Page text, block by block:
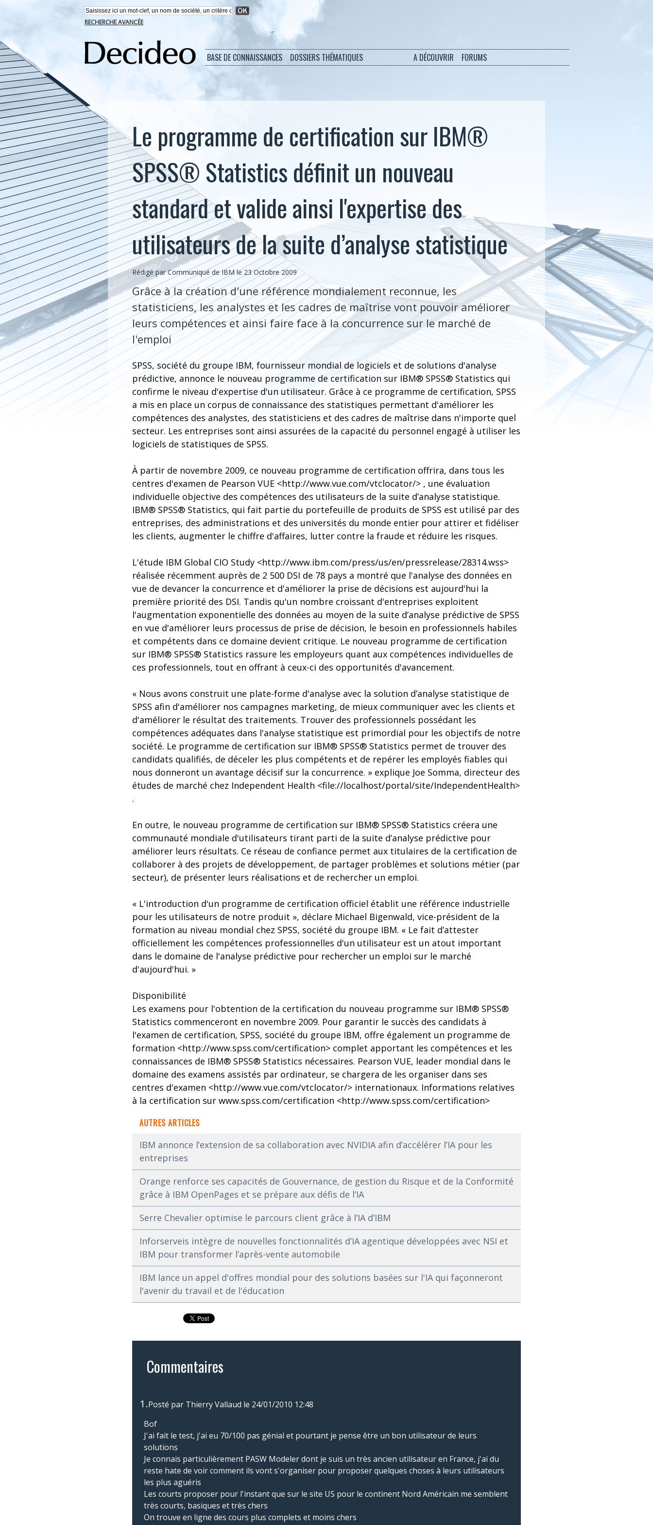
RECHERCHE AVANCÉE
BASE DE CONNAISSANCES DOSSIERS THÉMATIQUES A DÉCOUVRIR FORUMS
Le programme de certification sur IBM®
SPSS® Statistics définit un nouveau
standard et valide ainsi l'expertise des
utilisateurs de la suite d’analyse statistique
Rédigé par Communiqué de IBM le 23 Octobre 2009
Grâce à la création d'une référence mondialement reconnue, les
statisticiens, les analystes et les cadres de maîtrise vont pouvoir améliorer
leurs compétences et ainsi faire face à la concurrence sur le marché de
l'emploi
SPSS, société du groupe IBM, fournisseur mondial de logiciels et de solutions d'analyse
prédictive, annonce le nouveau programme de certification sur IBM® SPSS® Statistics qui
confirme le niveau d'expertise d'un utilisateur. Grâce à ce programme de certification, SPSS
a mis en place un corpus de connaissance des statistiques permettant d'améliorer les
compétences des analystes, des statisticiens et des cadres de maîtrise dans n'importe quel
secteur. Les entreprises sont ainsi assurées de la capacité du personnel engagé à utiliser les
logiciels de statistiques de SPSS.
À partir de novembre 2009, ce nouveau programme de certification offrira, dans tous les
centres d'examen de Pearson VUE <http://www.vue.com/vtclocator/> , une évaluation
individuelle objective des compétences des utilisateurs de la suite d’analyse statistique.
IBM® SPSS® Statistics, qui fait partie du portefeuille de produits de SPSS est utilisé par des
entreprises, des administrations et des universités du monde entier pour attirer et fidéliser
les clients, augmenter le chiffre d'affaires, lutter contre la fraude et réduire les risques.
L'étude IBM Global CIO Study <http://www.ibm.com/press/us/en/pressrelease/28314.wss>
réalisée récemment auprès de 2 500 DSI de 78 pays a montré que l'analyse des données en
vue de devancer la concurrence et d'améliorer la prise de décisions est aujourd'hui la
première priorité des DSI. Tandis qu'un nombre croissant d'entreprises exploitent
l'augmentation exponentielle des données au moyen de la suite d’analyse prédictive de SPSS
en vue d'améliorer leurs processus de prise de décision, le besoin en professionnels habiles
et compétents dans ce domaine devient critique. Le nouveau programme de certification
sur IBM® SPSS® Statistics rassure les employeurs quant aux compétences individuelles de
ces professionnels, tout en offrant à ceux-ci des opportunités d'avancement.
« Nous avons construit une plate-forme d'analyse avec la solution d’analyse statistique de
SPSS afin d'améliorer nos campagnes marketing, de mieux communiquer avec les clients et
d'améliorer le résultat des traitements. Trouver des professionnels possédant les
compétences adéquates dans l'analyse statistique est primordial pour les objectifs de notre
société. Le programme de certification sur IBM® SPSS® Statistics permet de trouver des
candidats qualifiés, de déceler les plus compétents et de repérer les employés fiables qui
nous donneront un avantage décisif sur la concurrence. » explique Joe Somma, directeur des
études de marché chez Independent Health <file://localhost/portal/site/IndependentHealth>
.
En outre, le nouveau programme de certification sur IBM® SPSS® Statistics créera une
communauté mondiale d'utilisateurs tirant parti de la suite d’analyse prédictive pour
améliorer leurs résultats. Ce réseau de confiance permet aux titulaires de la certification de
collaborer à des projets de développement, de partager problèmes et solutions métier (par
secteur), de présenter leurs réalisations et de rechercher un emploi.
« L'introduction d'un programme de certification officiel établit une référence industrielle
pour les utilisateurs de notre produit », déclare Michael Bigenwald, vice-président de la
formation au niveau mondial chez SPSS, société du groupe IBM. « Le fait d’attester
officiellement les compétences professionnelles d'un utilisateur est un atout important
dans le domaine de l'analyse prédictive pour rechercher un emploi sur le marché
d'aujourd'hui. »
Disponibilité
Les examens pour l'obtention de la certification du nouveau programme sur IBM® SPSS®
Statistics commenceront en novembre 2009. Pour garantir le succès des candidats à
l'examen de certification, SPSS, société du groupe IBM, offre également un programme de
formation <http://www.spss.com/certification> complet apportant les compétences et les
connaissances de IBM® SPSS® Statistics nécessaires. Pearson VUE, leader mondial dans le
domaine des examens assistés par ordinateur, se chargera de les organiser dans ses
centres d'examen <http://www.vue.com/vtclocator/> internationaux. Informations relatives
à la certification sur www.spss.com/certification <http://www.spss.com/certification>
AUTRES ARTICLES
IBM annonce l’extension de sa collaboration avec NVIDIA afin d’accélérer l’IA pour les
entreprises
Orange renforce ses capacités de Gouvernance, de gestion du Risque et de la Conformité
grâce à IBM OpenPages et se prépare aux défis de l’IA
Serre Chevalier optimise le parcours client grâce à l’IA d’IBM
Inforserveis intègre de nouvelles fonctionnalités d’IA agentique développées avec NSI et
IBM pour transformer l’après-vente automobile
IBM lance un appel d'offres mondial pour des solutions basées sur l'IA qui façonneront
l'avenir du travail et de l'éducation
Commentaires
1.Posté par Thierry Vallaud le 24/01/2010 12:48
Bof
J'ai fait le test, j'ai eu 70/100 pas génial et pourtant je pense être un bon utilisateur de leurs
solutions
Je connais particulièrement PASW Modeler dont je suis un très ancien utilisateur en France, j'ai du
reste hate de voir comment ils vont s'organiser pour proposer quelques choses à leurs utilisateurs
les plus aguéris
Les courts proposer pour l'instant que sur le site US pour le continent Nord Américain me semblent
très courts, basiques et très chers
On trouve en ligne des cours plus complets et moins chers